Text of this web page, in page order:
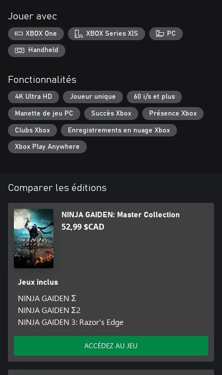
ninpo pour améliorer vos personnages en collectionnant les
« scarabées dorés », en utilisant le « Karma » amassé lors de vos
combats, et bien plus encore ! Évidemment, les améliorations
effectuées restent actives lorsque vous lancez une Nouvelle partie
+ ! Parmi les techniques pouvant être déverrouillées, vous
pourrez découvrir des techniques inédites telles que la « Ruée de
ennemie) ou la « Méditation » (qui vous permet de consommer
votre jauge de Ki pour récupérer de la santé.
Remarque : ce produit est inclus dans « NINJA GAIDEN: Master
Collection » et dans « NINJA GAIDEN: Master Collection Deluxe
Edition ». Il est impossible de l'acheter individuellement.
Remarque : si vous utilisez Windows® 11, les prérequis pour la
version PC se conformeront aux prérequis système de
Jouer avec
XBOX One XBOX Series X|S PC
Handheld
Fonctionnalités
4K Ultra HD Joueur unique 60 i/s et plus
Manette de jeu PC Succès Xbox Présence Xbox
Clubs Xbox Enregistrements en nuage Xbox
Xbox Play Anywhere
Comparer les éditions
NINJA GAIDEN: Master Collection
52,99 $CAD
Jeux inclus
NINJA GAIDEN Σ
NINJA GAIDEN Σ2
NINJA GAIDEN 3: Razor's Edge
ACCÉDEZ AU JEU